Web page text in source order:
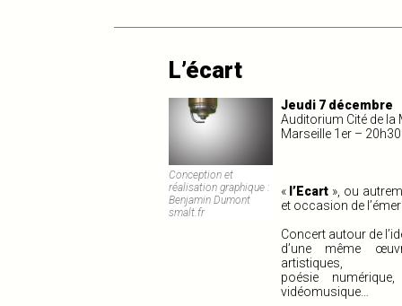
L’écart
Conception et
réalisation graphique :
Benjamin Dumont
smalt.fr
Jeudi 7 décembre
Auditorium Cité de la
Marseille 1er –
« l’Ecart », ou
et occasion de
Concert autour de
d’une même
artistiques,
poésie
vidéomusique…